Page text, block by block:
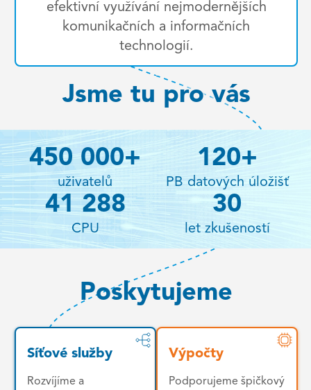
efektivní využívání nejmodernějších
komunikačních a informačních
technologií.
Jsme tu pro vás
450 000+
uživatelů
120+
PB datových úložišť
41 288
CPU
30
let zkušeností
Poskytujeme
Síťové služby
Rozvíjíme a
Výpočty
Podporujeme špičkový